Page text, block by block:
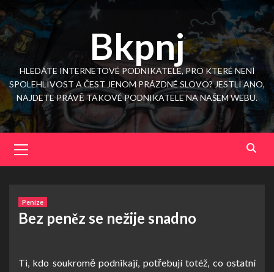
to
content
Bkpnj
HLEDÁTE INTERNETOVÉ PODNIKATELE, PRO KTERÉ NENÍ
SPOLEHLIVOST A ČEST JENOM PRÁZDNÉ SLOVO? JESTLI ANO,
NAJDETE PRÁVĚ TAKOVÉ PODNIKATELE NA NAŠEM WEBU.
Menu
Peníze
Bez peněz se nežije snadno
Ti, kdo soukromě podnikají, potřebují totéž, co ostatní